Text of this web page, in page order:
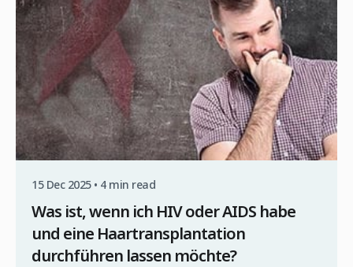
15 Dec 2025 • 4 min read
Was ist, wenn ich HIV oder AIDS habe
und eine Haartransplantation
durchführen lassen möchte?